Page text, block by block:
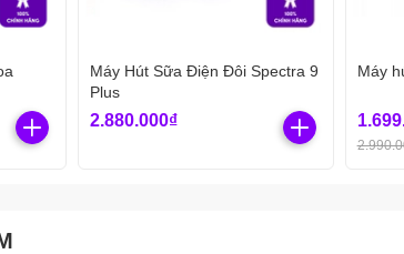
Máy Hút Sữa Điện Đôi Spectra 9
Plus
2.880.000₫
Máy